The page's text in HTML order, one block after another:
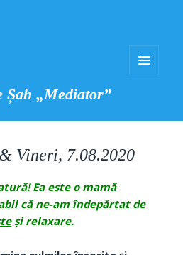
Șah „Mediator”
Vineri, 7.08.2020
Ea este o mamă
că ne-am îndepărtat de
şi relaxare.